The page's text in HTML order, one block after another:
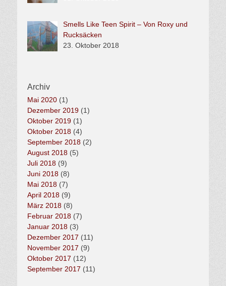
Smells Like Teen Spirit – Von Roxy und
Rucksäcken
23. Oktober 2018
Archiv
Mai 2020 (1)
Dezember 2019 (1)
Oktober 2019 (1)
Oktober 2018 (4)
September 2018 (2)
August 2018 (5)
Juli 2018 (9)
Juni 2018 (8)
Mai 2018 (7)
April 2018 (9)
März 2018 (8)
Februar 2018 (7)
Januar 2018 (3)
Dezember 2017 (11)
November 2017 (9)
Oktober 2017 (12)
September 2017 (11)